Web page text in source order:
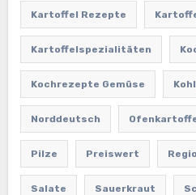
Kartoffel Rezepte
Kartoffelspezialitäten
Kochrezepte Gemüse
Norddeutsch
Pilze Preiswert
Salate Sauerkraut